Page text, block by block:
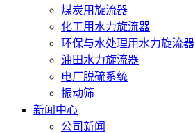
煤炭用旋流器
化工用水力旋流器
环保与水处理用水力旋流器
油田水力旋流器
电厂脱硫系统
振动筛
新闻中心
公司新闻